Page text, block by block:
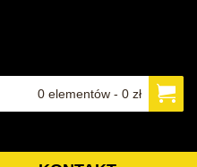
0 elementów - 0 zł